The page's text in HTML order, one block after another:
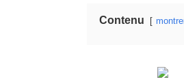
Contenu